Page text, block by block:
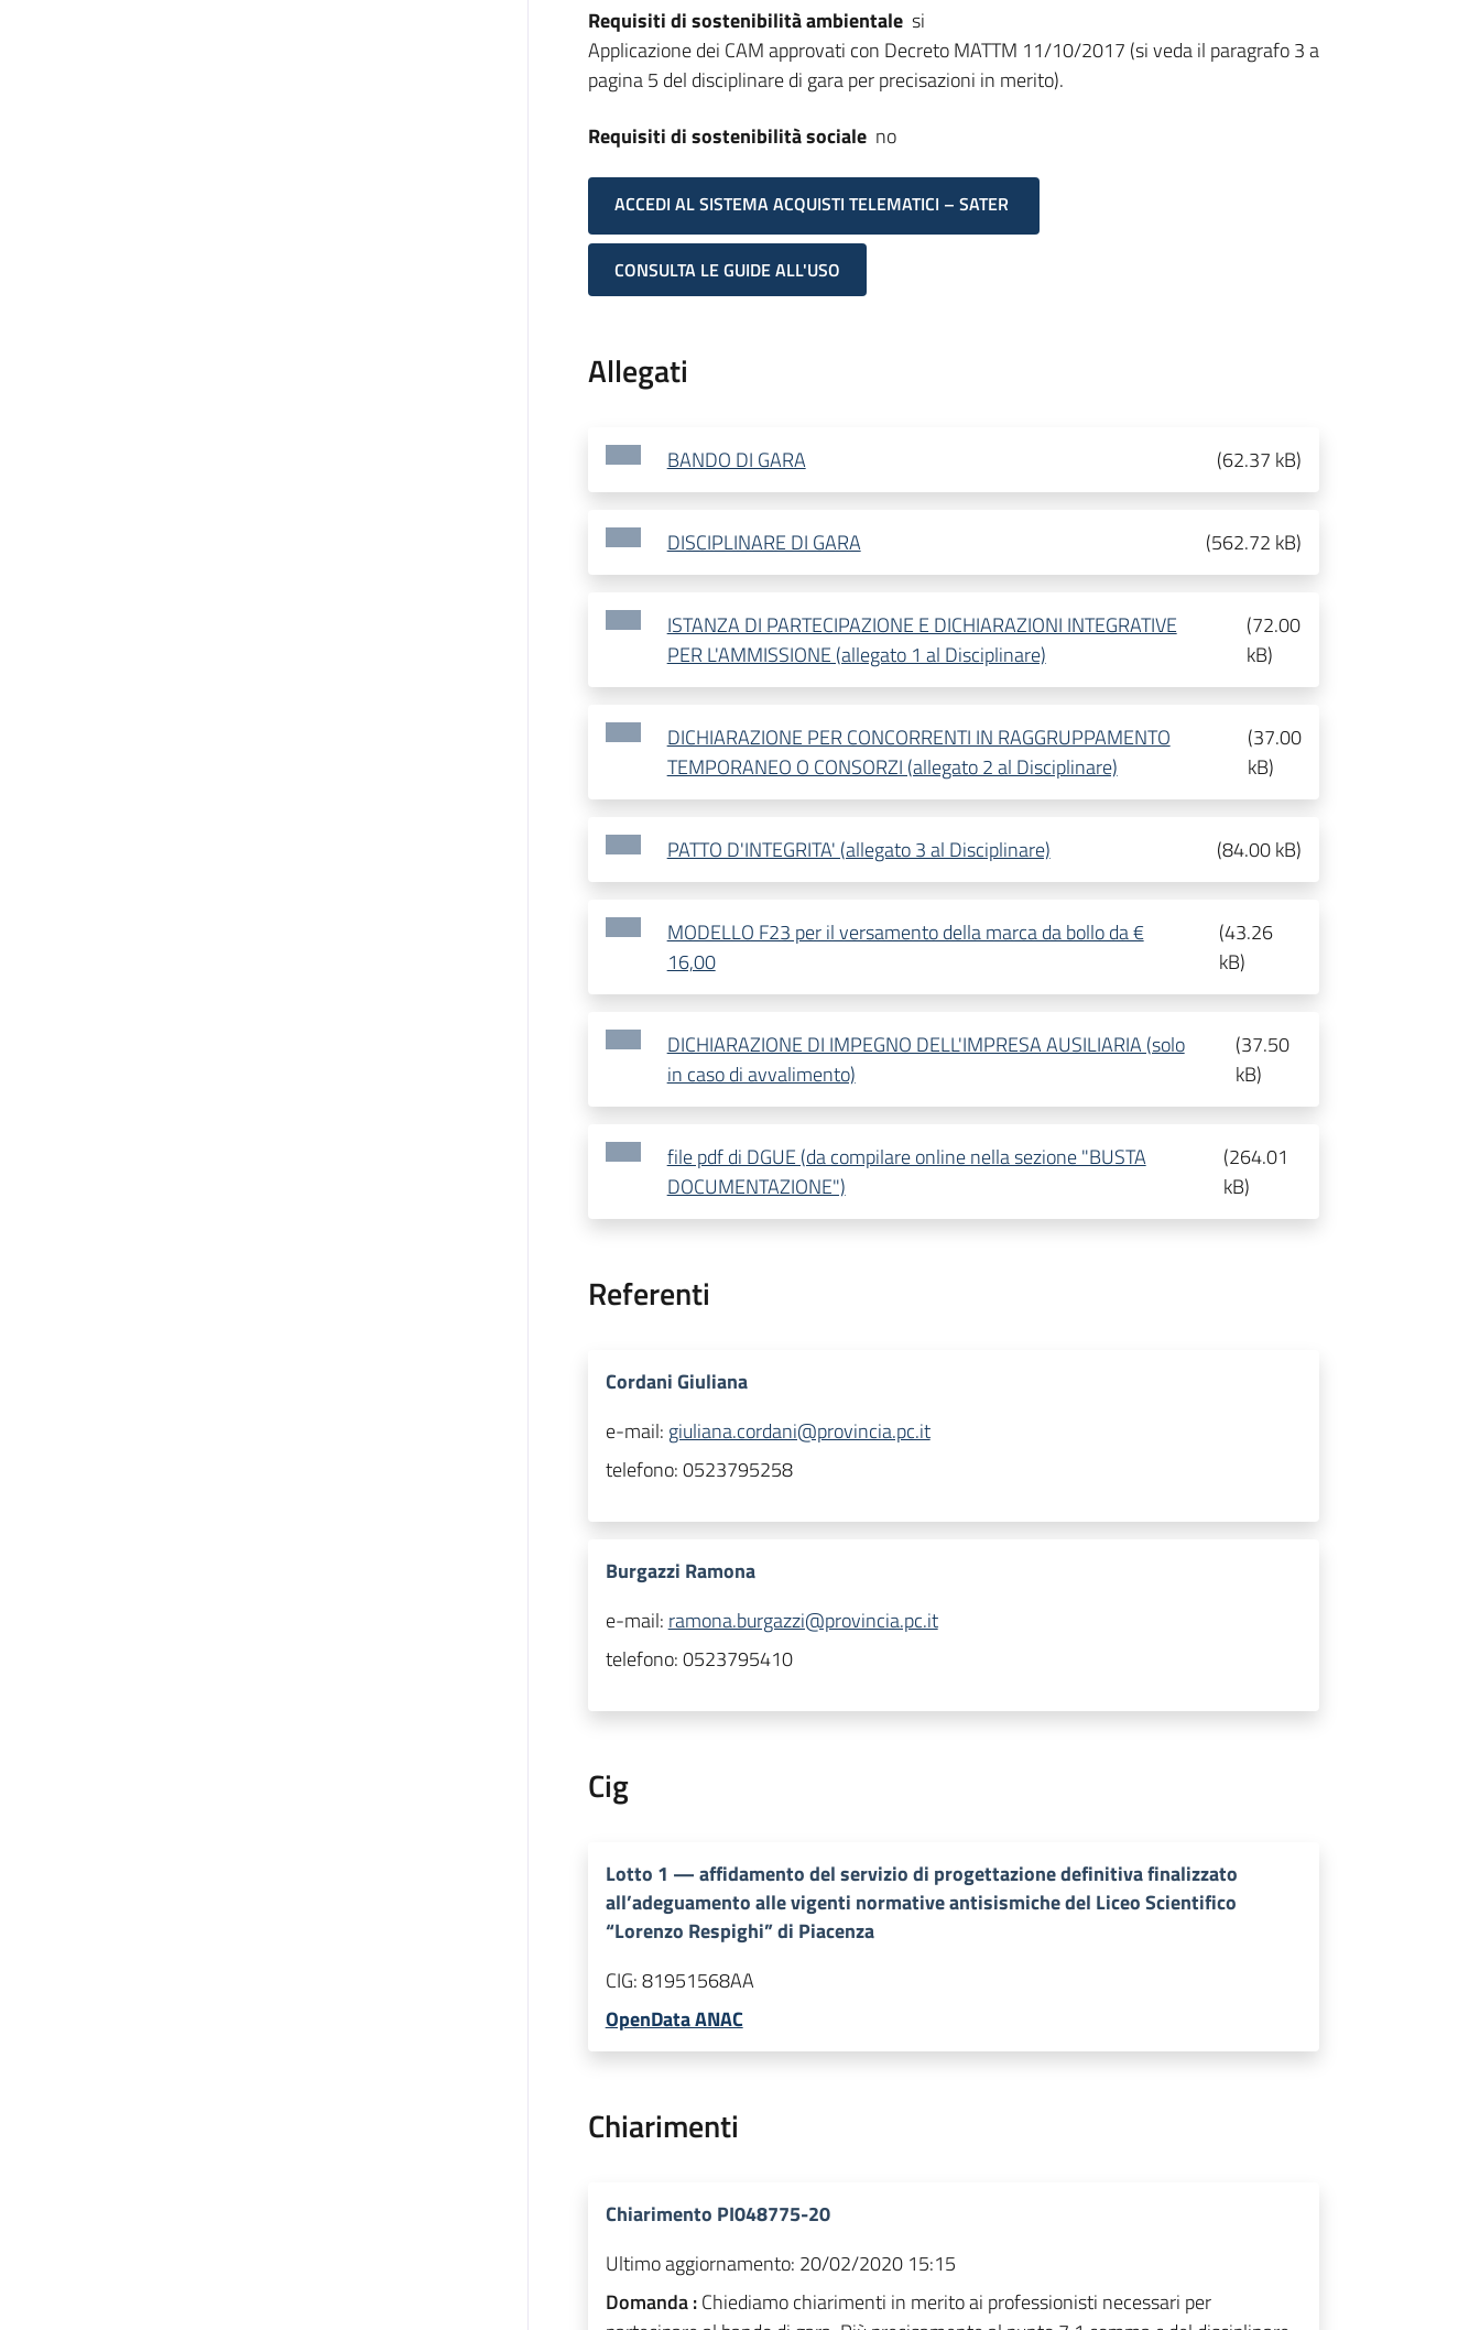
Requisiti di sostenibilità ambientale si
Applicazione dei CAM approvati con Decreto MATTM 11/10/2017 (si veda il paragrafo 3 a
pagina 5 del disciplinare di gara per precisazioni in merito).
Requisiti di sostenibilità sociale no
ACCEDI AL SISTEMA ACQUISTI TELEMATICI – SATER
CONSULTA LE GUIDE ALL'USO
Allegati
BANDO DI GARA (62.37 kB)
DISCIPLINARE DI GARA (562.72 kB)
ISTANZA DI PARTECIPAZIONE E DICHIARAZIONI INTEGRATIVE
PER L'AMMISSIONE (allegato 1 al Disciplinare)
(72.00
kB)
DICHIARAZIONE PER CONCORRENTI IN RAGGRUPPAMENTO
TEMPORANEO O CONSORZI (allegato 2 al Disciplinare)
(37.00
kB)
PATTO D'INTEGRITA' (allegato 3 al Disciplinare) (84.00 kB)
MODELLO F23 per il versamento della marca da bollo da €
16,00
(43.26
kB)
DICHIARAZIONE DI IMPEGNO DELL'IMPRESA AUSILIARIA (solo
in caso di avvalimento)
(37.50
kB)
file pdf di DGUE (da compilare online nella sezione "BUSTA
DOCUMENTAZIONE")
(264.01
kB)
Referenti
Cordani Giuliana
e-mail: giuliana.cordani@provincia.pc.it
telefono:0523795258
Burgazzi Ramona
e-mail: ramona.burgazzi@provincia.pc.it
telefono:0523795410
Cig
Lotto 1 —affidamento del servizio di progettazione definitiva finalizzato
all’adeguamento alle vigenti normative antisismiche del Liceo Scientifico
“Lorenzo Respighi” di Piacenza
CIG:81951568AA
OpenData ANAC
Chiarimenti
Chiarimento PI048775-20
Ultimo aggiornamento: 20/02/2020 15:15
Domanda :Chiediamo chiarimenti in merito ai professionisti necessari per